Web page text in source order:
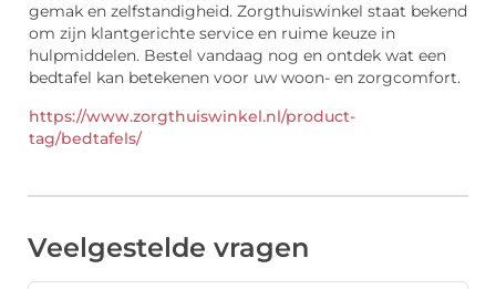
gemak en zelfstandigheid. Zorgthuiswinkel staat bekend
om zijn klantgerichte service en ruime keuze in
hulpmiddelen. Bestel vandaag nog en ontdek wat een
bedtafel kan betekenen voor uw woon- en zorgcomfort.
https://www.zorgthuiswinkel.nl/product-
tag/bedtafels/
Veelgestelde vragen